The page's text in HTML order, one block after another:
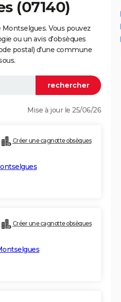
(07140)
Vous pouvez
ou un avis d'obsèques
postal) d'une commune
Mise à jour le 25/06/26
Créer une cagnotte obsèques
Créer une cagnotte obsèques